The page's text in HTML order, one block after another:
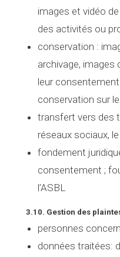
images et vidéo
des activités ou
conservation :
archivage, images
leur
conservation sur
transfert vers des
réseaux sociaux,
fondement
consentement ;
l’ASBL
3.10. Gestion des
personnes
données traitées: